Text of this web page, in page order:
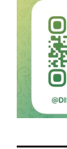
Acta de la
Información